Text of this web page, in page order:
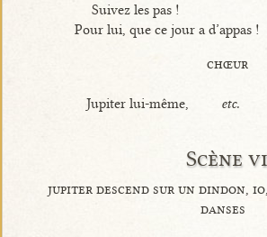
Suivez les pas !
Pour lui, que ce jour a d’appas !
chœur
Jupiter lui-même, etc.
Scène vi
jupiter descend sur un dindon,
danses